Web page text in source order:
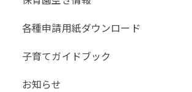
各種申請用紙ダウンロード
子育てガイドブック
お知らせ